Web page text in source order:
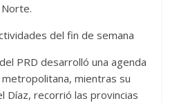
del fin de semana
PRD desarrolló una agenda
mientras su
Díaz, recorrió las provincias